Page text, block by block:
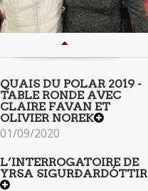
QUAIS DU POLAR 2019 -
TABLE RONDE AVEC
CLAIRE FAVAN ET
OLIVIER NOREK
01/09/2020
L’INTERROGATOIRE DE
YRSA SIGURÐARDÓTTIR